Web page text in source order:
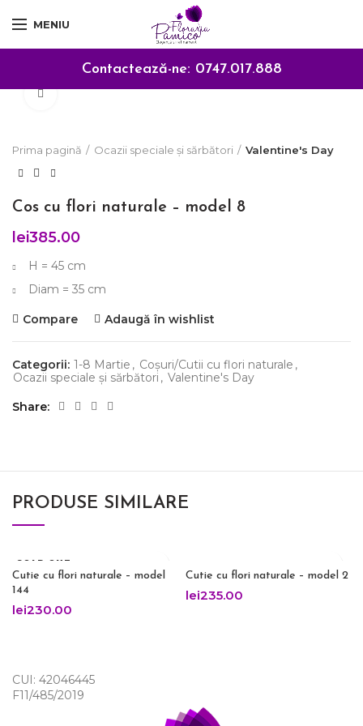
MENIU
Contactează-ne: 0747.017.888
Prima pagină Ocazii speciale și sărbători Valentine's Day
Cos cu flori naturale – model 8
lei385.00
H = 45 cm
Diam = 35 cm
Compare Adaugă în wishlist
Categorii: 1-8 Martie , Coșuri/Cutii cu flori naturale ,
Ocazii speciale și sărbători , Valentine's Day
Share
PRODUSE SIMILARE
SOLD OUT
Cutie cu flori naturale – model
144
lei230.00
Cutie cu flori naturale – model 2
lei235.00
CUI: 42046445
F11/485/2019